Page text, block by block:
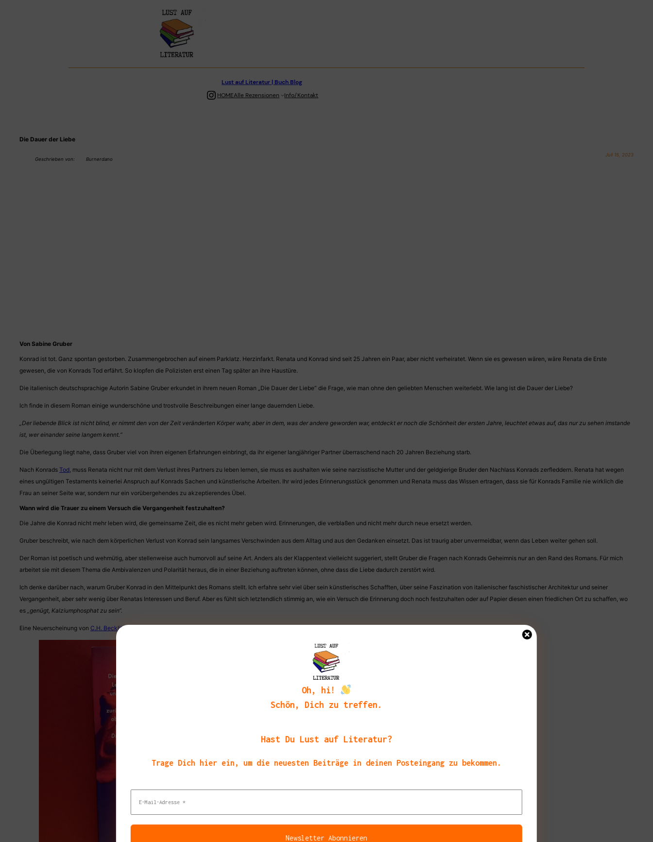
Lust auf Literatur | Buch Blog
Instagram
HOMEAlle Rezensionen Info/Kontakt
Die Dauer der Liebe
Geschrieben von: Burnerdano
Juli 15, 2023
Von Sabine Gruber
Konrad ist tot. Ganz spontan gestorben. Zusammengebrochen auf einem Parklatz. Herzinfarkt. Renata und Konrad sind seit 25 Jahren ein Paar, aber nicht verheiratet. Wenn sie es gewesen wären, wäre Renata die Erste
gewesen, die von Konrads Tod erfährt. So klopfen die Polizisten erst einen Tag später an ihre Haustüre.
Die italienisch deutschsprachige Autorin Sabine Gruber erkundet in ihrem neuen Roman „Die Dauer der Liebe“ die Frage, wie man ohne den geliebten Menschen weiterlebt. Wie lang ist die Dauer der Liebe?
Ich finde in diesem Roman einige wunderschöne und trostvolle Beschreibungen einer lange dauernden Liebe.
„Der liebende Blick ist nicht blind, er nimmt den von der Zeit veränderten Körper wahr, aber in dem, was der andere geworden war, entdeckt er noch die Schönheit der ersten Jahre, leuchtet etwas auf, das nur zu sehen imstande
ist, wer einander seine langem kennt.“
Die Überlegung liegt nahe, dass Gruber viel von ihren eigenen Erfahrungen einbringt, da ihr eigener langjähriger Partner überraschend nach 20 Jahren Beziehung starb.
Nach Konrads Tod , muss Renata nicht nur mit dem Verlust ihres Partners zu leben lernen, sie muss es aushalten wie seine narzisstische Mutter und der geldgierige Bruder den Nachlass Konrads zerfleddern. Renata hat wegen
eines ungültigen Testaments keinerlei Anspruch auf Konrads Sachen und künstlerische Arbeiten. Ihr wird jedes Erinnerungsstück genommen und Renata muss das Wissen ertragen, dass sie für Konrads Familie nie wirklich die
Frau an seiner Seite war, sondern nur ein vorübergehendes zu akzeptierendes Übel.
Wann wird die Trauer zu einem Versuch die Vergangenheit festzuhalten?
Die Jahre die Konrad nicht mehr leben wird, die gemeinsame Zeit, die es nicht mehr geben wird. Erinnerungen, die verblaßen und nicht mehr durch neue ersetzt werden.
Gruber beschreibt, wie nach dem körperlichen Verlust von Konrad sein langsames Verschwinden aus dem Alltag und aus den Gedanken einsetzt. Das ist traurig aber unvermeidbar, wenn das Leben weiter gehen soll.
Der Roman ist poetisch und wehmütig, aber stellenweise auch humorvoll auf seine Art. Anders als der Klappentext vielleicht suggeriert, stellt Gruber die Fragen nach Konrads Geheimnis nur an den Rand des Romans. Für mich
arbeitet sie mit diesem Thema die Ambivalenzen und Polarität heraus, die in einer Beziehung auftreten können, ohne dass die Liebe dadurch zerstört wird.
Ich denke darüber nach, warum Gruber Konrad in den Mittelpunkt des Romans stellt. Ich erfahre sehr viel über sein künstlerisches Schafften, über seine Faszination von italienischer faschistischer Architektur und seiner
Vergangenheit, aber sehr wenig über Renatas Interessen und Beruf. Aber es fühlt sich letztendlich stimmig an, wie ein Versuch die Erinnerung doch noch festzuhalten oder auf Papier diesen einen friedlichen Ort zu schaffen, wo
es „genügt, Kalziumphosphat zu sein“.
Eine Neuerscheinung von C.H. Beckliteratur
Oh, hi!
Schön, Dich zu treffen.
Hast Du Lust auf Literatur?
Trage Dich hier ein, um die neuesten Beiträge in deinen Posteingang zu bekommen.